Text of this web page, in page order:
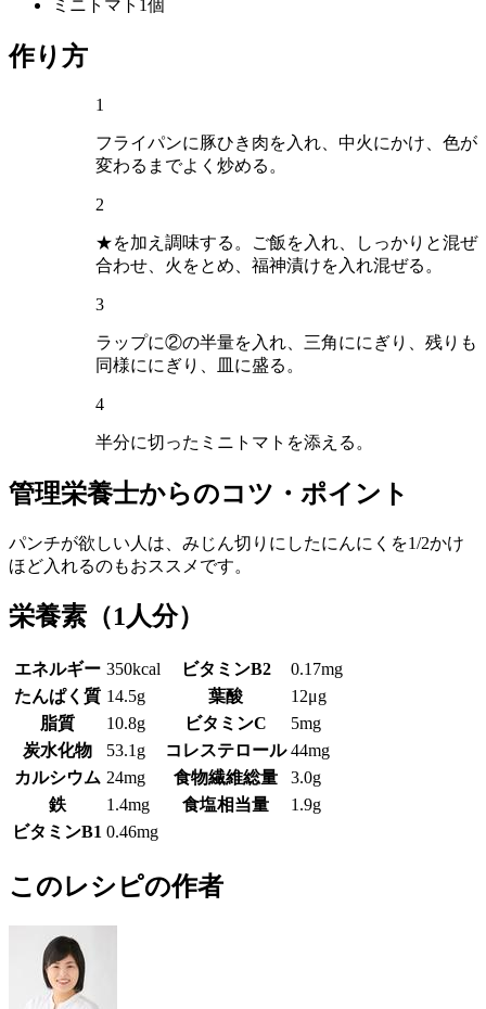
ミニトマト 1個
作り方
1
フライパンに豚ひき肉を入れ、中火にかけ、色が
変わるまでよく炒める。
2
★を加え調味する。ご飯を入れ、しっかりと混ぜ
合わせ、火をとめ、福神漬けを入れ混ぜる。
3
ラップに②の半量を入れ、三角ににぎり、残りも
同様ににぎり、皿に盛る。
4
半分に切ったミニトマトを添える。
管理栄養士からのコツ・ポイント
パンチが欲しい人は、みじん切りにしたにんにくを1/2かけ
ほど入れるのもおススメです。
栄養素 （1人分）
エネルギー 350kcal ビタミンB2
0.17mg
たんぱく質 14.5g 葉酸
12μg
脂質
10.8g ビタミンC
5mg
炭水化物
53.1g コレステロール 44mg
カルシウム 24mg 食物繊維総量
3.0g
鉄
1.4mg 食塩相当量
1.9g
ビタミンB1 0.46mg
このレシピの作者